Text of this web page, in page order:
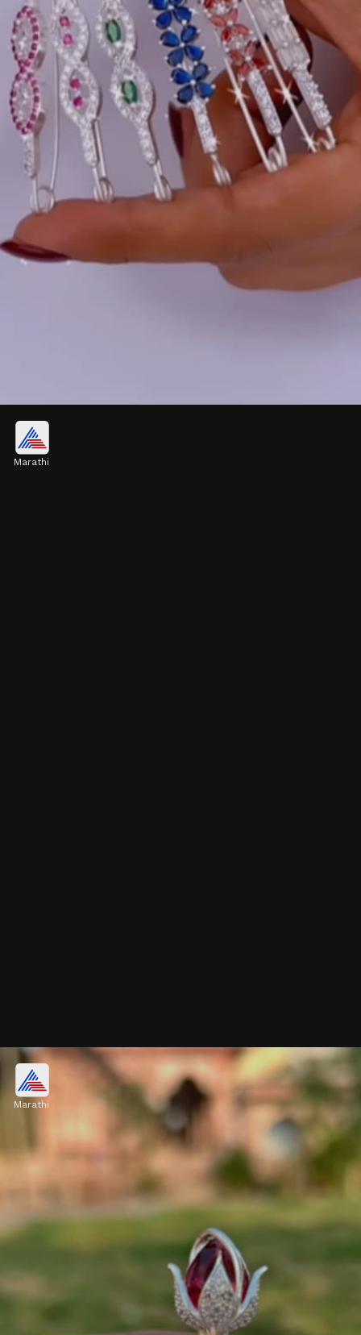
ही रंगीबेरंगी स्टोनवाली सिल्व्हर साडी पिन खूप आकर्षक आहे.
Marathi
मिनिमल फ्लोरल डिझाइन पिन
मिनिमल फ्लोरल डिझाइन असलेली ही सिल्व्हर साडी पिन खूप
सिंपल आणि एलिगेंट लूक देते. यातील छोट्या फुलांची डिझाइन
आणि हलकी चमक याला रोजच्या वापरासाठी परफेक्ट बनवते.
Marathi